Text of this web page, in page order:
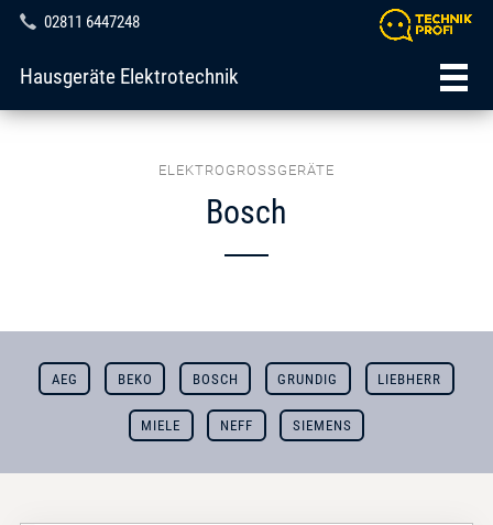
02811 6447248
Hausgeräte Elektrotechnik
ELEKTROGROSSGERÄTE
Bosch
AEG BEKO BOSCH GRUNDIG LIEBHERR
MIELE NEFF SIEMENS